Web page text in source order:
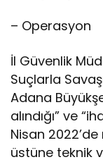
– Operasyon
İl Güvenlik
Suçlarla
Adana
alındığı” ve
Nisan
üstüne teknik